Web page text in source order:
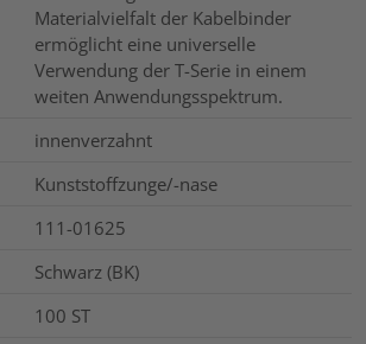
Materialvielfalt der Kabelbinder
ermöglicht eine universelle
Verwendung der T-Serie in einem
weiten Anwendungsspektrum.
innenverzahnt
Kunststoffzunge/-nase
111-01625
Schwarz (BK)
100 ST